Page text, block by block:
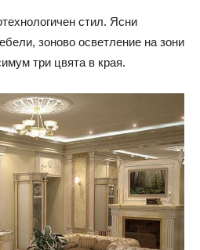
стил. Ясни
зоново осветление на зони
три цвята в края.